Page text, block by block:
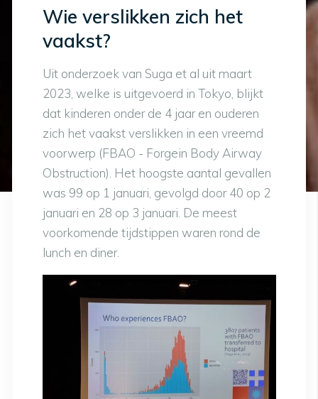
Wie verslikken zich het
vaakst?
Uit onderzoek van Suga et al uit maart
2023, welke is uitgevoerd in Tokyo, blijkt
dat kinderen onder de 4 jaar en ouderen
zich het vaakst verslikken in een vreemd
voorwerp (FBAO - Forgein Body Airway
Obstruction). Het hoogste aantal gevallen
was 99 op 1 januari, gevolgd door 40 op 2
januari en 28 op 3 januari. De meest
voorkomende tijdstippen waren rond de
lunch en diner.